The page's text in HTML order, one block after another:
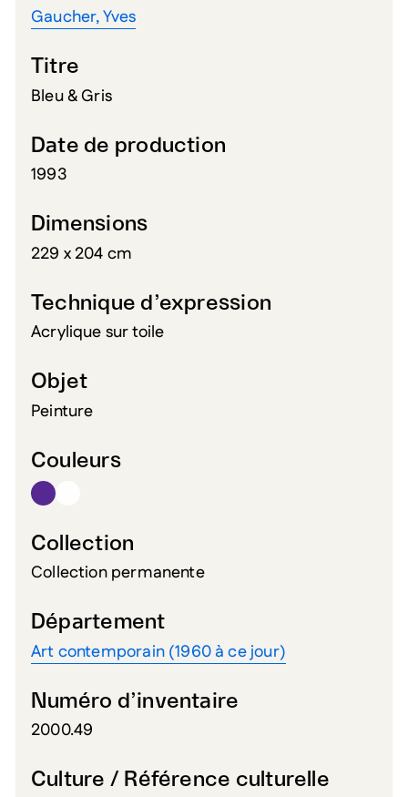
Gaucher, Yves
Titre
Bleu & Gris
Date de production
1993
Dimensions
229 x 204 cm
Technique d’expression
Acrylique sur toile
Objet
Peinture
Couleurs
Collection
Collection permanente
Département
Art contemporain (1960 à ce jour)
Numéro d’inventaire
2000.49
Culture / Référence culturelle